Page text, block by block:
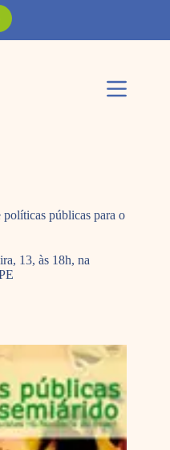
públicas para o
13, às 18h, na